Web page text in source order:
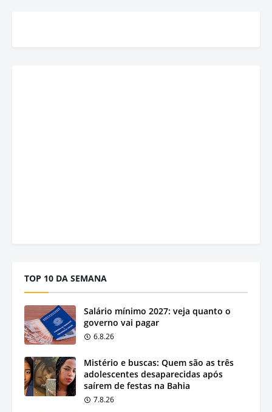
TOP 10 DA SEMANA
Salário mínimo 2027: veja quanto o
governo vai pagar
6.8.26
Mistério e buscas: Quem são as três
adolescentes desaparecidas após
saírem de festas na Bahia
7.8.26